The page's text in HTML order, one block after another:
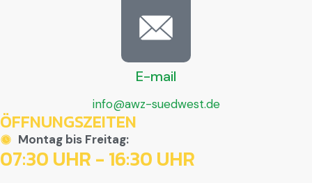
E-mail
info@awz-suedwest.de
ÖFFNUNGSZEITEN
Montag bis Freitag:
07:30 UHR - 16:30 UHR